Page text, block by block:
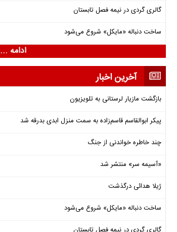
گالری گردی در نیمه فصل تابستان
ساخت دنباله «مایکل» شروع می‌شود
ادامه ...
آخرین اخبار
بازگشت مازیار لرستانی به تلویزیون
پیکر ابوالقاسم قاسم‌زاده به سمت منزل ابدی بدرقه شد
چند خاطره خواندنی از جنگ
«آسیمه سر» منتشر شد
ژیلا هدائی درگذشت
ساخت دنباله «مایکل» شروع می‌شود